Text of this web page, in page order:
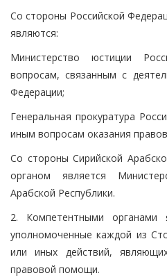
Со стороны Российской
являются:
Министерство юстиции
вопросам, связанным с
Федерации;
Генеральная прокуратура
иным вопросам оказания
Со стороны Сирийской
органом является
Арабской Республики.
2. Компетентными органами
уполномоченные каждой из
или иных действий,
правовой помощи.